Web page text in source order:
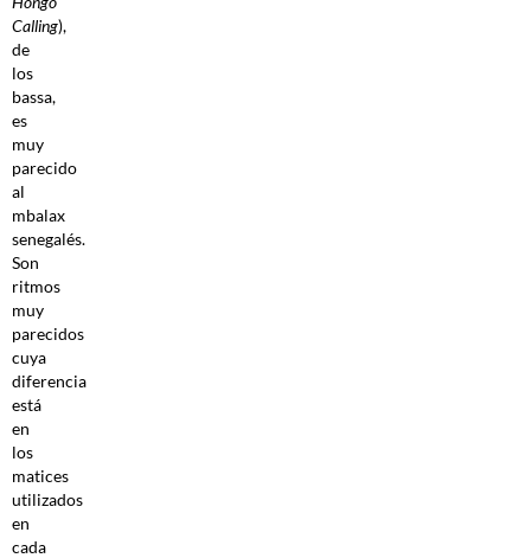
Calling),
de
los
bassa,
es
muy
parecido
al
mbalax
senegalés.
Son
ritmos
muy
parecidos
cuya
diferencia
está
en
los
matices
utilizados
en
cada